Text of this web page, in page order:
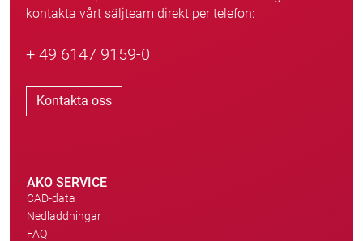
kontakta vårt säljteam direkt per telefon:
+ 49 6147 9159-0
Kontakta oss
AKO SERVICE
CAD-data
Nedladdningar
FAQ